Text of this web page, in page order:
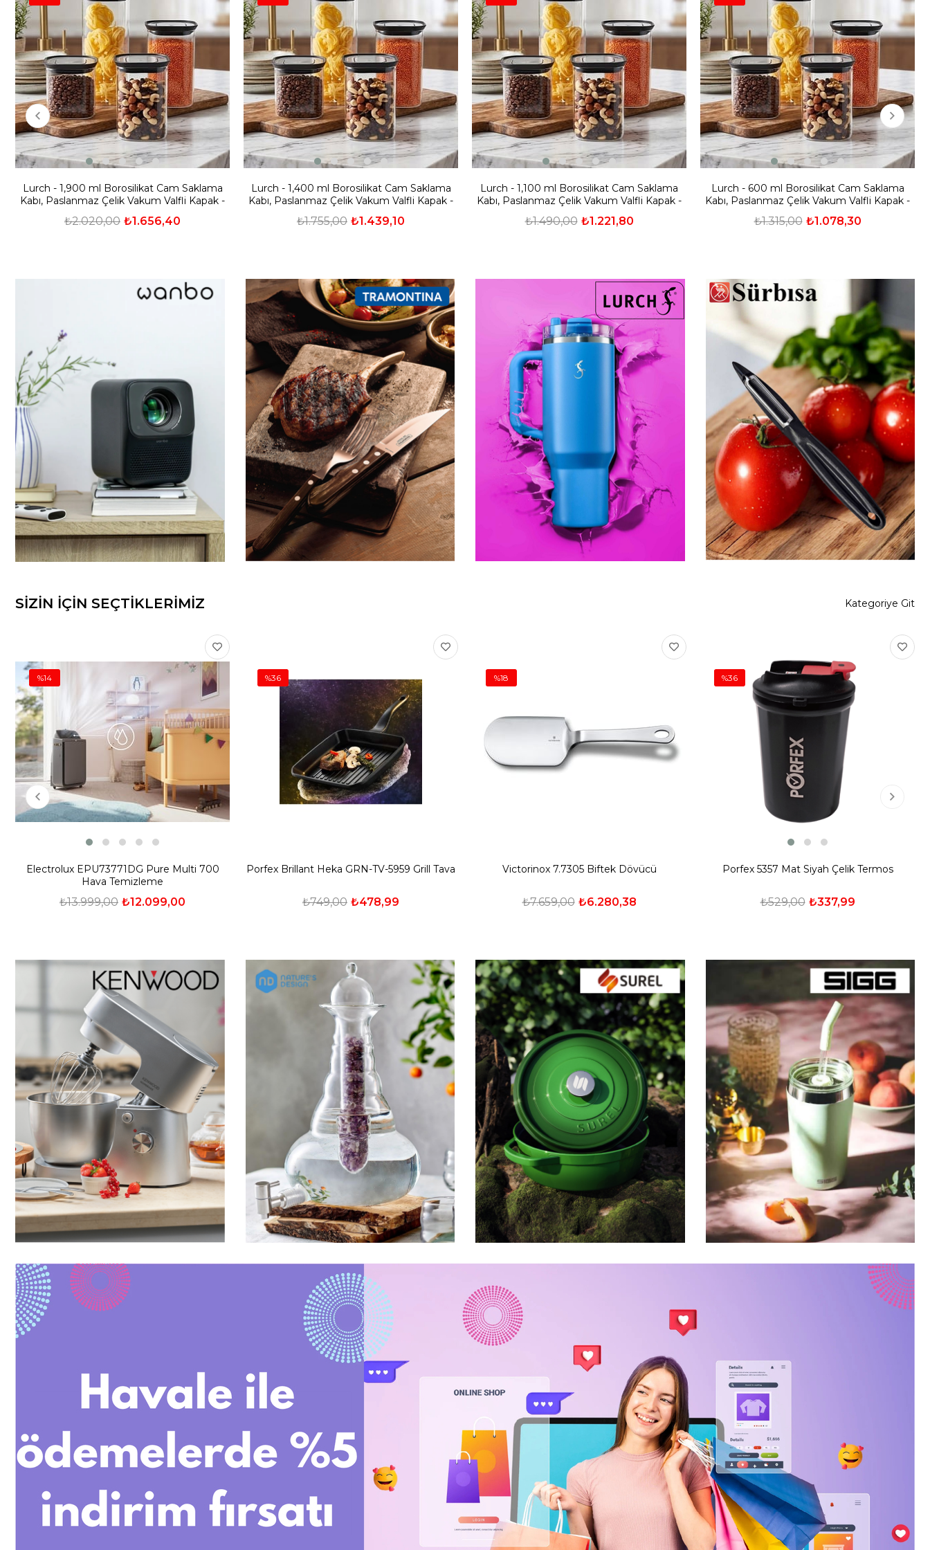
Lurch - 1,900 ml Borosilikat Cam Saklama
Kabı, Paslanmaz Çelik Vakum Valfli Kapak -
₺1.656,40
₺2.020,00
Lurch - 1,400 ml Borosilikat Cam Saklama
Kabı, Paslanmaz Çelik Vakum Valfli Kapak -
₺1.439,10
₺1.755,00
Lurch - 1,100 ml Borosilikat Cam Saklama
Kabı, Paslanmaz Çelik Vakum Valfli Kapak -
₺1.221,80
₺1.490,00
Lurch - 600 ml Borosilikat Cam Saklama
Kabı, Paslanmaz Çelik Vakum Valfli Kapak -
₺1.078,30
₺1.315,00
SİZİN İÇİN SEÇTİKLERİMİZ
Electrolux EPU73771DG Pure Multi 700
Hava Temizleme
₺12.099,00
₺13.999,00
%14
Porfex Brillant Heka GRN-TV-5959 Grill Tava
₺478,99
₺749,00
%36
Victorinox 7.7305 Biftek Dövücü
₺6.280,38
₺7.659,00
%18
Porfex 5357 Mat Siyah Çelik Termos
₺337,99
₺529,00
%36
Kategoriye Git